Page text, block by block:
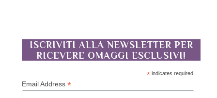
ISCRIVITI ALLA NEWSLETTER PER
RICEVERE OMAGGI ESCLUSIVI!
* indicates required
Email Address*